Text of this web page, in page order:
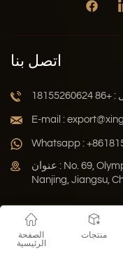
اتصل بنا
18155260624
E-mail :
Whatsapp :
عنوان : No. 69, Olympic Sports Center Street, Jianye District,
Nanjing, Jiangsu,
Xml
الموقع
حقوق النشر © 2026 Jiangsu Xinghuo Technology Co., Ltd. جميع
الصفحة
الرئيسية
منتجات